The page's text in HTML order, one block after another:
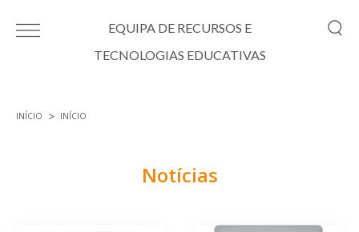
EQUIPA DE RECURSOS E
TECNOLOGIAS EDUCATIVAS
INÍCIO INÍCIO
Notícias